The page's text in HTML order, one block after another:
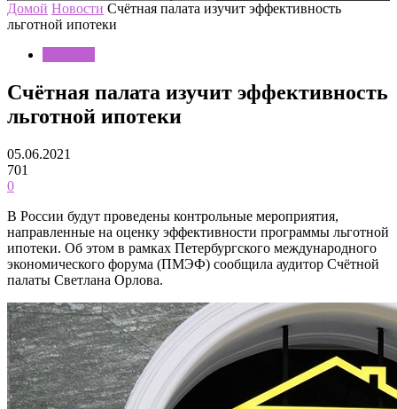
Домой Новости Счётная палата изучит эффективность
льготной ипотеки
Счётная палата изучит эффективность
льготной ипотеки
05.06.2021
701
0
В России будут проведены контрольные мероприятия,
направленные на оценку эффективности программы льготной
ипотеки. Об этом в рамках Петербургского международного
экономического форума (ПМЭФ) сообщила аудитор Счётной
палаты Светлана Орлова.